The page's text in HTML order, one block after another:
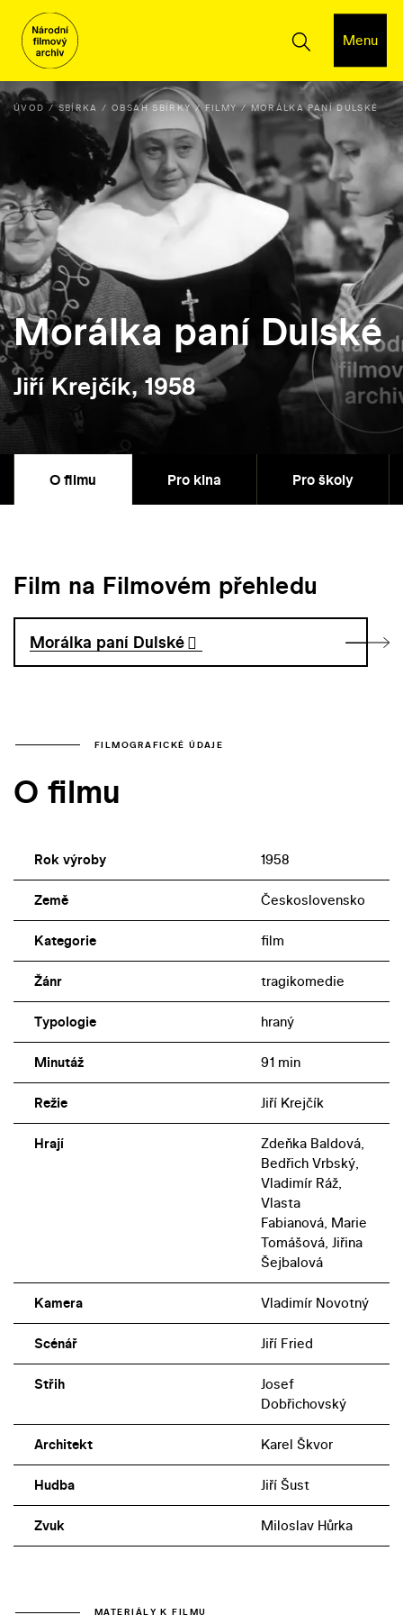
Menu
ÚVOD SBÍRKA OBSAH SBÍRKY FILMY MORÁLKA PANÍ DULSKÉ
Morálka paní Dulské
Jiří Krejčík, 1958
O filmu Pro kina Pro školy
Film na Filmovém přehledu
Morálka paní Dulské
FILMOGRAFICKÉ ÚDAJE
O filmu
Rok výroby 1958
Země Československo
Kategorie film
Žánr tragikomedie
Typologie hraný
Minutáž 91 min
Režie Jiří Krejčík
Hrají
Zdeňka Baldová,
Bedřich Vrbský,
Vladimír Ráž,
Vlasta
Fabianová, Marie
Tomášová, Jiřina
Šejbalová
Kamera Vladimír Novotný
Scénář Jiří Fried
Střih
Josef
Dobřichovský
Architekt Karel Škvor
Hudba Jiří Šust
Zvuk Miloslav Hůrka
MATERIÁLY K FILMU